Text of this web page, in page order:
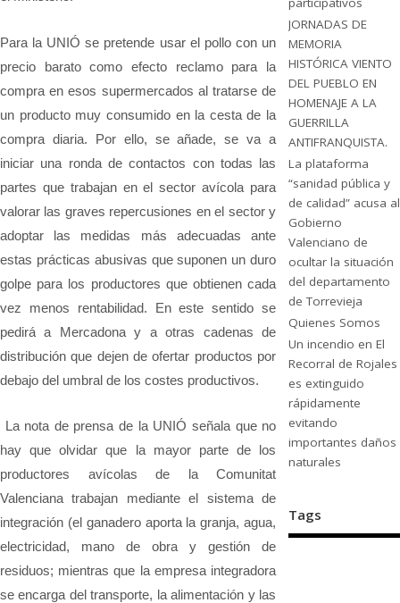
Para la UNIÓ se pretende usar el pollo con un
precio barato como efecto reclamo para la
compra en esos supermercados al tratarse de
un producto muy consumido en la cesta de la
compra diaria. Por ello, se añade, se va a
iniciar una ronda de contactos con todas las
partes que trabajan en el sector avícola para
valorar las graves repercusiones en el sector y
adoptar las medidas más adecuadas ante
estas prácticas abusivas que suponen un duro
golpe para los productores que obtienen cada
vez menos rentabilidad. En este sentido se
pedirá a Mercadona y a otras cadenas de
distribución que dejen de ofertar productos por
debajo del umbral de los costes productivos.
La nota de prensa de la UNIÓ señala que no
hay que olvidar que la mayor parte de los
productores avícolas de la Comunitat
Valenciana trabajan mediante el sistema de
integración (el ganadero aporta la granja, agua,
electricidad, mano de obra y gestión de
residuos; mientras que la empresa integradora
se encarga del transporte, la alimentación y las
JORNADAS DE
MEMORIA
HISTÓRICA VIENTO
DEL PUEBLO EN
HOMENAJE A LA
GUERRILLA
ANTIFRANQUISTA.
La plataforma
“sanidad pública y
de calidad” acusa al
Gobierno
Valenciano de
ocultar la situación
del departamento
de Torrevieja
Quienes Somos
Un incendio en El
Recorral de Rojales
es extinguido
rápidamente
evitando
importantes daños
naturales
Tags